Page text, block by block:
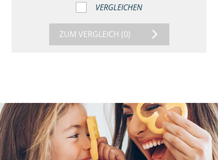
VERGLEICHEN
ZUM VERGLEICH (0)